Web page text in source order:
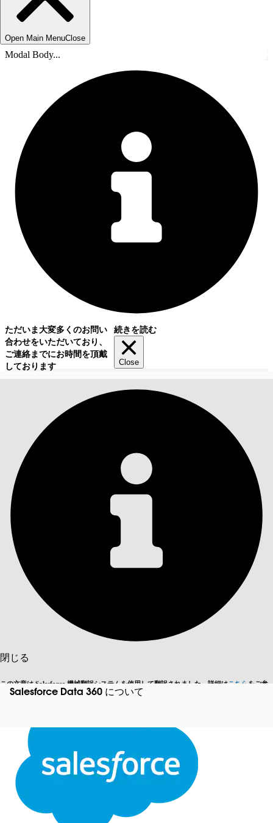
Open Main MenuClose
Modal Body...
ただいま大変多くのお問い
合わせをいただいており、
ご連絡までにお時間を頂戴
しております
続きを読む
Close
閉じる
この文章は Salesforce 機械翻訳システムを使用して翻訳されました。詳細はこちら をご参
照ください。
英語に切り替える 今はしません
閉じる 閉じる
Salesforce Data 360 について
目次